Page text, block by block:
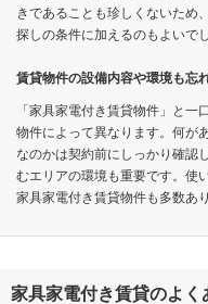
きであることも珍しくないため
探しの条件に加えるのもよいでし
賃貸物件の設備内容や環境も忘
「家具家電付き賃貸物件」と
物件によって異なります。何が
なのかは契約前にしっかり確認
むエリアの環境も重要です。使
家具家電付き賃貸物件も多数あり
家具家電付き賃貸のよく